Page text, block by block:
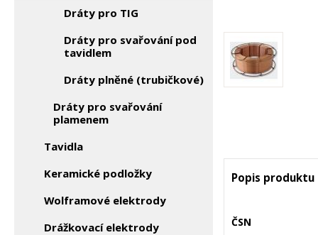
Dráty pro TIG
Dráty pro svařování pod
tavidlem
Dráty plněné (trubičkové)
Dráty pro svařování
plamenem
Tavidla
Keramické podložky
Wolframové elektrody
Drážkovací elektrody
Popis produktu
ČSN